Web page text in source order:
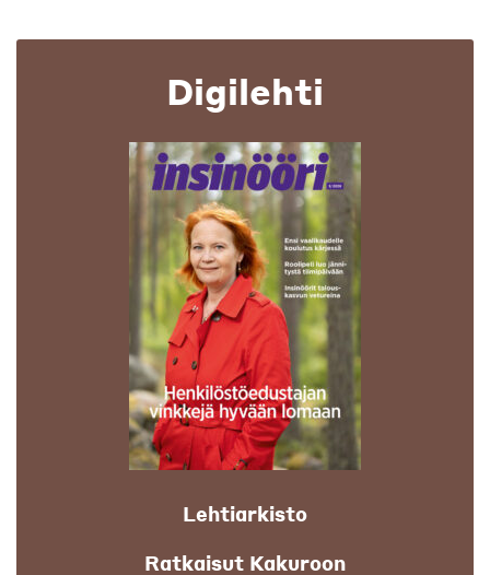
Digilehti
Lehtiarkisto
Ratkaisut Kakuroon